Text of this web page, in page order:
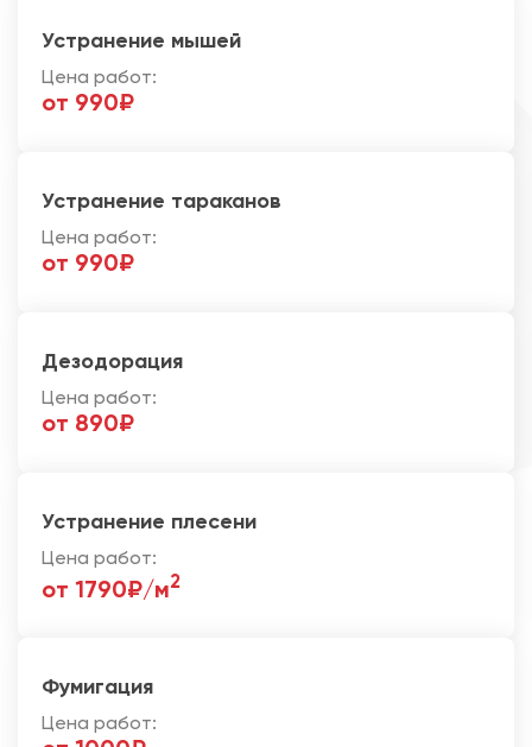
Устранение мышей
Цена работ:
от 990₽
Устранение тараканов
Цена работ:
от 990₽
Дезодорация
Цена работ:
от 890₽
Устранение плесени
Цена работ:
от 1790₽/м2
Фумигация
Цена работ: